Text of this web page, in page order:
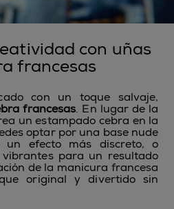
con uñas
francesas
con un toque salvaje,
francesas. En lugar de la
un estampado cebra en la
optar por una base nude
efecto más discreto, o
para un resultado
de la manicura francesa
original y divertido sin